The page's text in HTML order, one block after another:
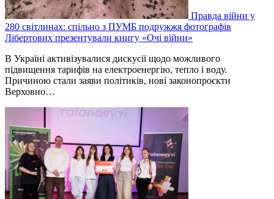
Правда війни у
280 світлинах: спільно з ПУМБ подружжя фотографів
Лібертових презентували книгу «Очі війни»
В Україні активізувалися дискусії щодо можливого
підвищення тарифів на електроенергію, тепло і воду.
Причиною стали заяви політиків, нові законопроєкти
Верховно…